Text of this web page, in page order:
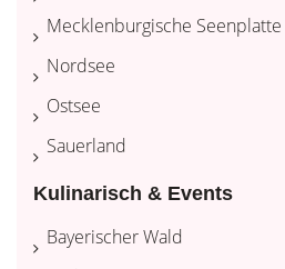
Mecklenburgische Seenplatte
Nordsee
Ostsee
Sauerland
Kulinarisch & Events
Bayerischer Wald